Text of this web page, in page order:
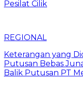
Pesilat Cilik
REGIONAL
Keterangan yang
Putusan Bebas
Balik Putusan PT